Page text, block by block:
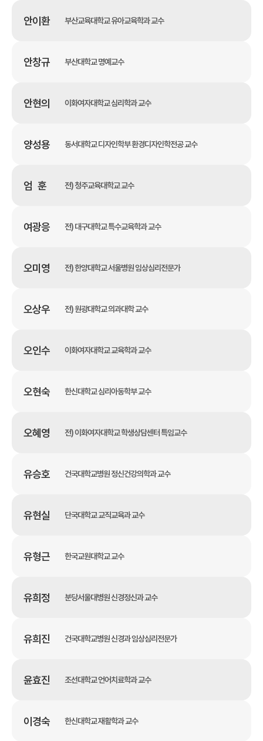
안이환 부산교육대학교 유아교육학과 교수
안창규 부산대학교 명예교수
안현의 이화여자대학교 심리학과 교수
양성용 동서대학교 디자인학부 환경디자인학전공 교수
엄 훈 전) 청주교육대학교 교수
여광응 전) 대구대학교 특수교육학과 교수
오미영 전) 한양대학교 서울병원 임상심리전문가
오상우 전) 원광대학교 의과대학 교수
오인수 이화여자대학교 교육학과 교수
오현숙 한신대학교 심리아동학부 교수
오혜영 전) 이화여자대학교 학생상담센터 특임교수
유승호 건국대학교병원 정신건강의학과 교수
유현실 단국대학교 교직교육과 교수
유형근 한국교원대학교 교수
유희정 분당서울대병원 신경정신과 교수
유희진 건국대학교병원 신경과 임상심리전문가
윤효진 조선대학교 언어치료학과 교수
이경숙 한신대학교 재활학과 교수